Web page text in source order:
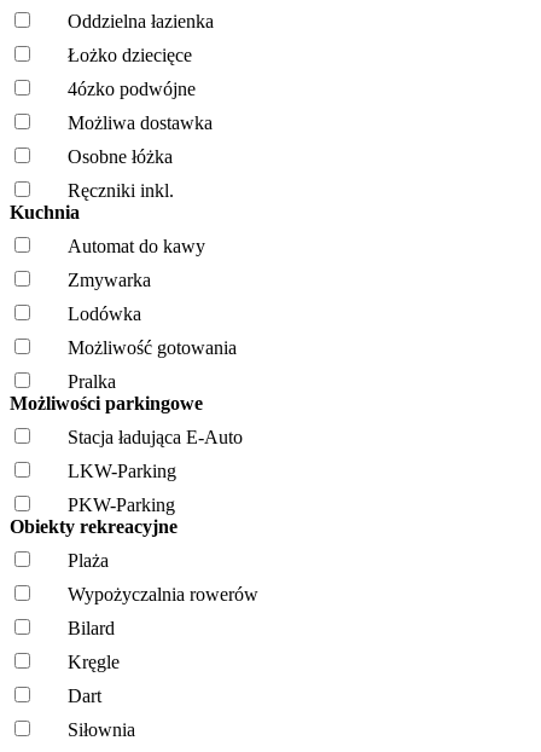
Oddzielna łazienka
Łożko dziecięce
4ózko podwójne
Możliwa dostawka
Osobne łóżka
Ręczniki inkl.
Kuchnia
Automat do kawy
Zmywarka
Lodówka
Możliwość gotowania
Pralka
Możliwości parkingowe
Stacja ładująca E-Auto
LKW-Parking
PKW-Parking
Obiekty rekreacyjne
Plaża
Wypożyczalnia rowerów
Bilard
Kręgle
Dart
Siłownia